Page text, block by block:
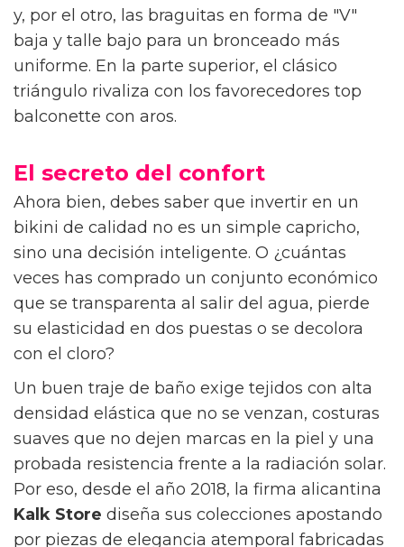
inspiración noventera que alargan las piernas
y, por el otro, las braguitas en forma de "V"
baja y talle bajo para un bronceado más
uniforme. En la parte superior, el clásico
triángulo rivaliza con los favorecedores top
El secreto del confort
Ahora bien, debes saber que invertir en un
bikini de calidad no es un simple capricho,
sino una decisión inteligente. O ¿cuántas
veces has comprado un conjunto económico
que se transparenta al salir del agua, pierde
su elasticidad en dos puestas o se decolora
con el cloro?
Un buen traje de baño exige tejidos con alta
densidad elástica que no se venzan, costuras
suaves que no dejen marcas en la piel y una
probada resistencia frente a la radiación solar.
Por eso, desde el año 2018, la firma alicantina
Kalk Storediseña sus colecciones apostando